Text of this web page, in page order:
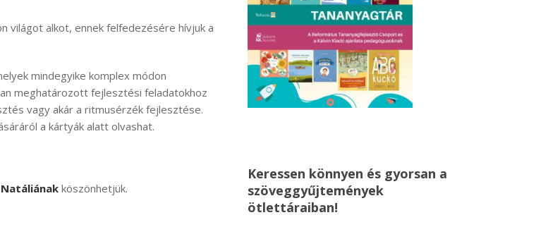
világot alkot, ennek felfedezésére hívjuk a
mindegyike komplex módon
meghatározott fejlesztési feladatokhoz
vagy akár a ritmusérzék fejlesztése.
a kártyák alatt olvashat.
köszönhetjük.
Keressen könnyen és gyorsan a
szöveggyűjtemények
ötlettáraiban!